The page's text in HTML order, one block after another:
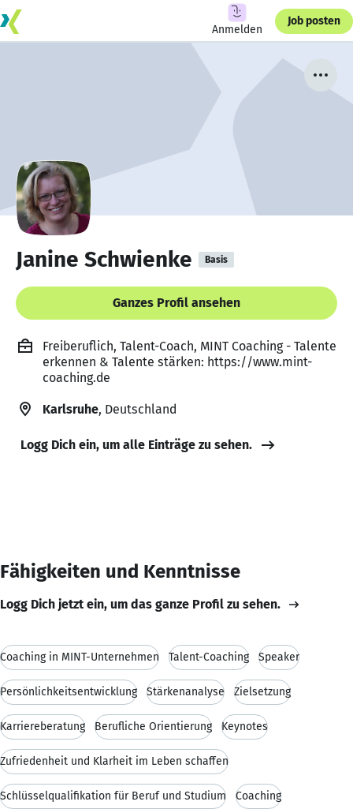
Anmelden
Job posten
Janine Schwienke Basis
Ganzes Profil ansehen
Freiberuflich, Talent-Coach, MINT Coaching - Talente
erkennen & Talente stärken: https://www.mint-
coaching.de
Karlsruhe, Deutschland
Logg Dich ein, um alle Einträge zu sehen.
Fähigkeiten und Kenntnisse
Logg Dich jetzt ein, um das ganze Profil zu sehen.
Coaching in MINT-Unternehmen Talent-Coaching Speaker
Persönlichkeitsentwicklung Stärkenanalyse Zielsetzung
Karriereberatung Berufliche Orientierung Keynotes
Zufriedenheit und Klarheit im Leben schaffen
Schlüsselqualifikation für Beruf und Studium Coaching